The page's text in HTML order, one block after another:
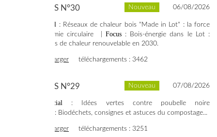
Nouveau 06/08/2026
SYNERGIES N°30
Dossier spécial
: Réseaux de chaleur bois "Made in Lot" : la force
d'une économie circulaire | Focus : Bois-énergie dans le Lot :
Deux fois plus de chaleur renouvelable en 2030.
télécharger téléchargements : 3462
Nouveau 07/08/2026
SYNERGIES N°29
Dossier spécial
: Idées vertes contre poubelle noire
: Biodéchets, consignes et astuces du compostage...
télécharger téléchargements : 3251